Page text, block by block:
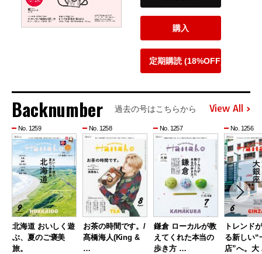
購入
定期購読 (18%OFF)
Backnumber 過去の号はこちらから View All
No. 1259
北海道 おいしく遊
ぶ、夏のご褒美
旅。
No. 1258
お茶の時間です。/
髙橋海人(King &
…
No. 1257
鎌倉 ローカルが教
えてくれた本当の
歩き方 …
No. 1256
トレンド
る新しい“
店”へ。